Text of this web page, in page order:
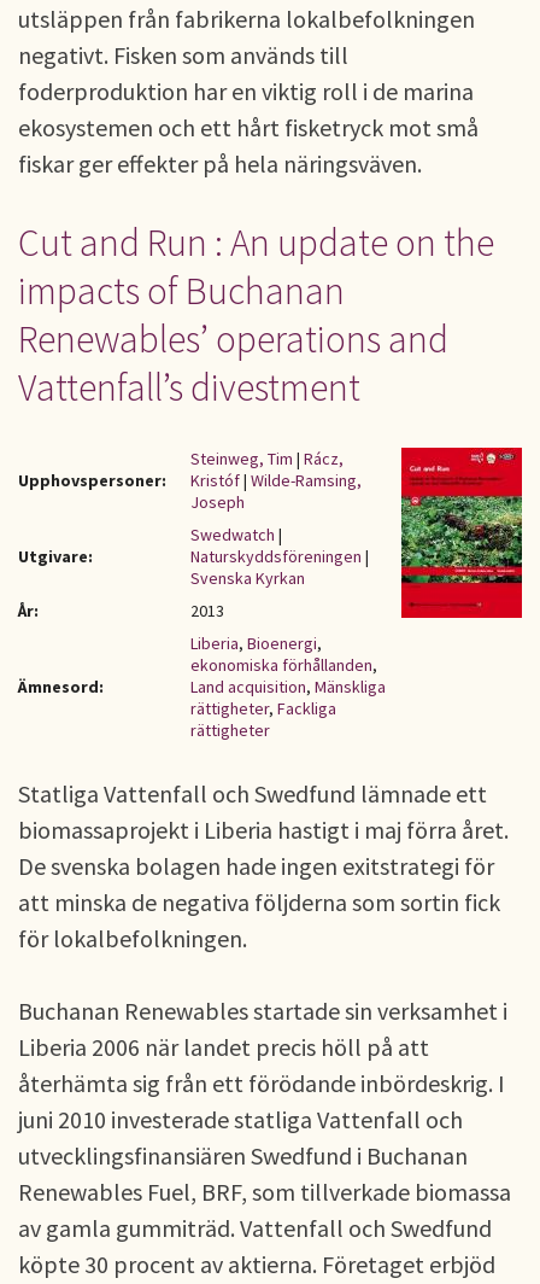
utsläppen från fabrikerna lokalbefolkningen
negativt. Fisken som används till
foderproduktion har en viktig roll i de marina
ekosystemen och ett hårt fisketryck mot små
fiskar ger effekter på hela näringsväven.
Cut and Run : An update on the
impacts of Buchanan
Renewables’ operations and
Vattenfall’s divestment
Upphovspersoner:
Steinweg, Tim | Rácz,
Kristóf| Wilde-Ramsing,
Joseph
Utgivare:
Swedwatch |
Naturskyddsföreningen |
Svenska Kyrkan
År:
2013
Ämnesord:
Liberia, Bioenergi,
ekonomiska förhållanden,
Land acquisition, Mänskliga
rättigheter, Fackliga
rättigheter
Statliga Vattenfall och Swedfund lämnade ett
biomassaprojekt i Liberia hastigt i maj förra året.
De svenska bolagen hade ingen exitstrategi för
att minska de negativa följderna som sortin fick
för lokalbefolkningen.
Buchanan Renewables startade sin verksamhet i
Liberia 2006 när landet precis höll på att
återhämta sig från ett förödande inbördeskrig. I
juni 2010 investerade statliga Vattenfall och
utvecklingsfinansiären Swedfund i Buchanan
Renewables Fuel, BRF, som tillverkade biomassa
av gamla gummiträd. Vattenfall och Swedfund
köpte 30 procent av aktierna. Företaget erbjöd